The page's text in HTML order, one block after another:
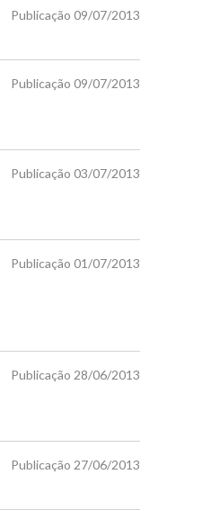
Publicação 09/07/2013
Publicação 09/07/2013
Publicação 03/07/2013
Publicação 01/07/2013
Publicação 28/06/2013
Publicação 27/06/2013